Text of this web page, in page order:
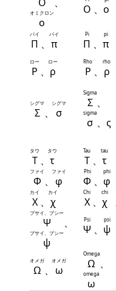
ο
オミクロン Ο 、 ο
Π
パイ
、 π
パイ
Π
Pi
、 π
pi
Ρ
ロー
、 ρ
ロー
Ρ
Rho
、 ρ
rho
Σ
シグマ
、 σ
シグマ Σ
Sigma
、
σ
sigma
、ς
Τ
タウ
、 τ
タウ
Τ
Tau
、 τ
tau
Φ
ファイ
、 φ
ファイ
Φ
Phi
、 φ
phi
Χ
カイ
、 χ
カイ
Χ
Chi
、 χ
chi
Ψ
プサイ、プシー
、
ψ
プサイ、プシー Ψ
Psi
、 ψ
psi
Ω
オメガ
、 ω
オメガ Ω
Omega
、
ω
omega